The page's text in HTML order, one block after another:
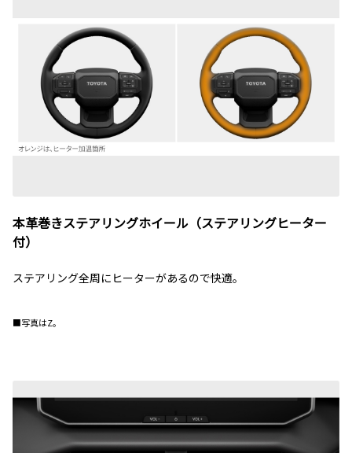
本革巻きステアリングホイール（ステアリングヒーター
付）
ステアリング全周にヒーターがあるので快適。
■写真はZ。